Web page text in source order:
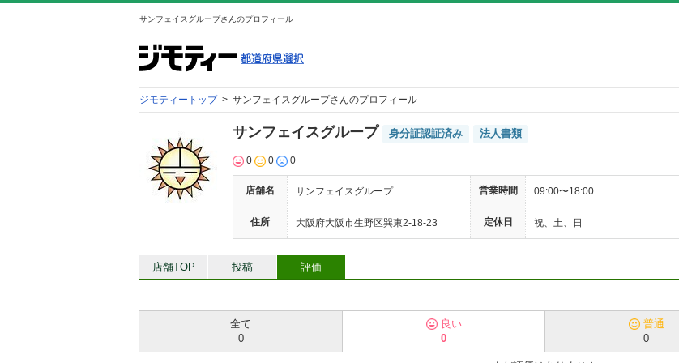
サンフェイスグループさんのプロフィール
ジモティートップ > サンフェイスグループさんのプロフィール
サンフェイスグループ 身分証認証済み 法人書類
0 0 0
店舗名 サンフェイスグループ 営業時間
09:00〜18:00
住所
大阪府大阪市生野区巽東2-18-23 定休日 祝、土、日
店舗TOP 投稿 評価
全て
0
良い
0
普通
0